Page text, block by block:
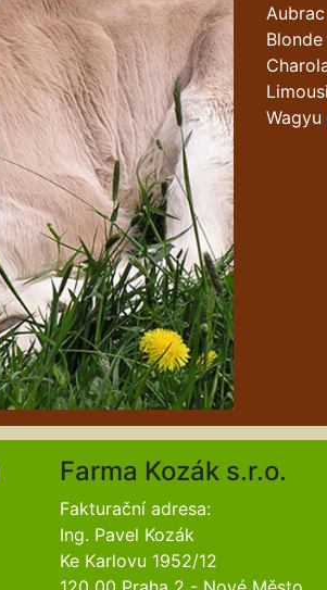
Aubrac
Wagyu
Farma Kozák s.r.o.
Fakturační adresa:
Ing. Pavel Kozák
Ke Karlovu 1952/12